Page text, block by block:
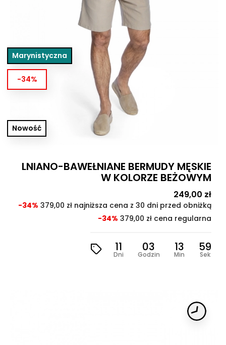
Marynistyczna
-34%
Nowość
LNIANO-BAWEŁNIANE BERMUDY MĘSKIE
W KOLORZE BEŻOWYM
Cena
249,00 zł
-34% 379,00 zł najniższa cena z 30 dni przed obniżką
-34% 379,00 zł cena regularna
11
Dni
03
Godzin
13
Min
57
Sek